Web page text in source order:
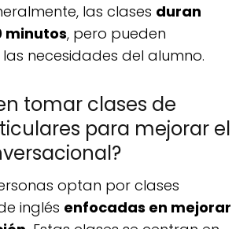
las clases duran
minutos, pero pueden
necesidades del alumno.
tomar clases de
para mejorar el
optan por clases
inglés enfocadas en mejorar